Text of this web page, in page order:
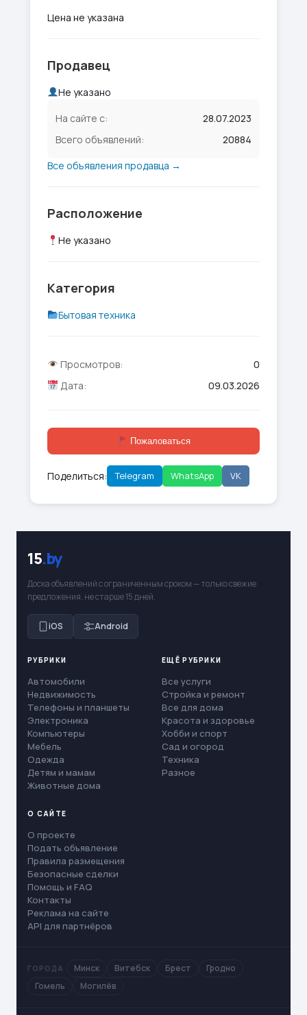
Цена не указана
Продавец
Не указано
На сайте с:
28.07.2023
Всего объявлений:
20884
Все объявления продавца →
Расположение
Не указано
Категория
Бытовая техника
Просмотров:
0
Дата:
09.03.2026
Пожаловаться
Поделиться: Telegram WhatsApp VK
15.by
Доска объявлений с ограниченным сроком — только свежие
предложения, не старше 15 дней.
iOS Android
РУБРИКИ
Автомобили
Недвижимость
Телефоны и планшеты
Электроника
Компьютеры
Мебель
Одежда
Детям и мамам
Животные дома
ЕЩЁ РУБРИКИ
Все услуги
Стройка и ремонт
Все для дома
Красота и здоровье
Хобби и спорт
Сад и огород
Техника
Разное
О САЙТЕ
О проекте
Подать объявление
Правила размещения
Безопасные сделки
Помощь и FAQ
Контакты
Реклама на сайте
API для партнёров
ГОРОДА Минск Витебск Брест
Гродно
Гомель
Могилёв